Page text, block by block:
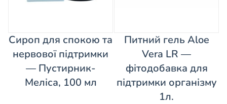
Сироп для спокою та
нервової підтримки
— Пустирник-
Меліса, 100 мл
Питний гель Aloe
Vera LR —
фітодобавка для
підтримки організму
1л.